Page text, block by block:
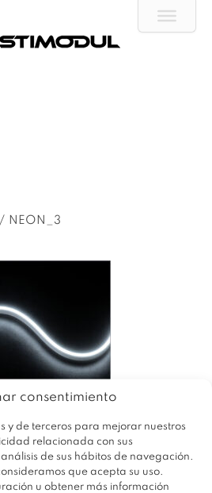
consentimiento
y de terceros para mejorar nuestros
relacionada con sus
de sus hábitos de navegación.
que acepta su uso.
u obtener más información
/ NEON_3